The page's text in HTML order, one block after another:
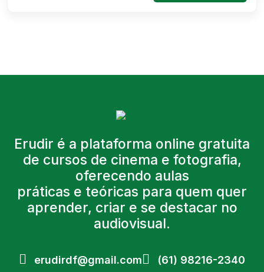
Erudir é a plataforma online gratuita
de cursos de cinema e fotografia,
oferecendo aulas
práticas e teóricas para quem quer
aprender, criar e se destacar no
audiovisual.
erudirdf@gmail.com (61) 98216-2340